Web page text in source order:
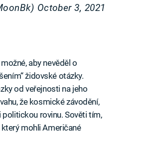
October 3, 2021
aby nevěděl o
židovské otázky.
od veřejnosti na jeho
že kosmické závodění,
politickou rovinu. Sověti tím,
mohli Američané